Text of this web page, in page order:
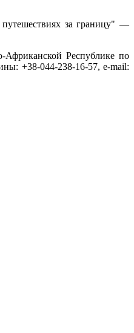
за границу" —
Африканской Республике по
+38-044-238-16-57, e-mail: